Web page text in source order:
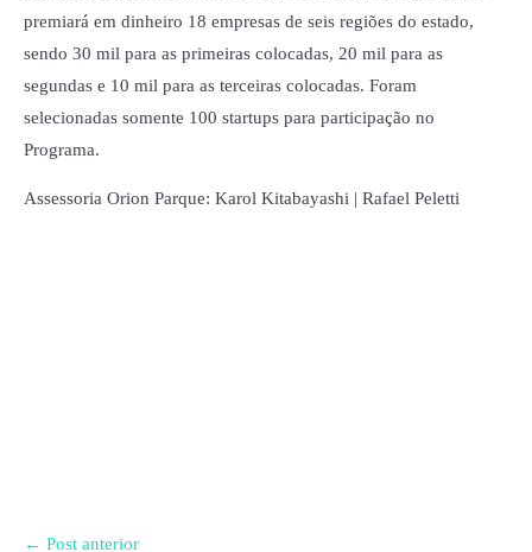
premiará em dinheiro 18 empresas de seis regiões do estado,
sendo 30 mil para as primeiras colocadas, 20 mil para as
segundas e 10 mil para as terceiras colocadas. Foram
selecionadas somente 100 startups para participação no
Programa.
Assessoria Orion Parque: Karol Kitabayashi | Rafael Peletti
← Post anterior